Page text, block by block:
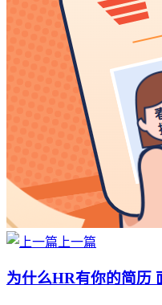
上一篇
为什么HR有你的简历